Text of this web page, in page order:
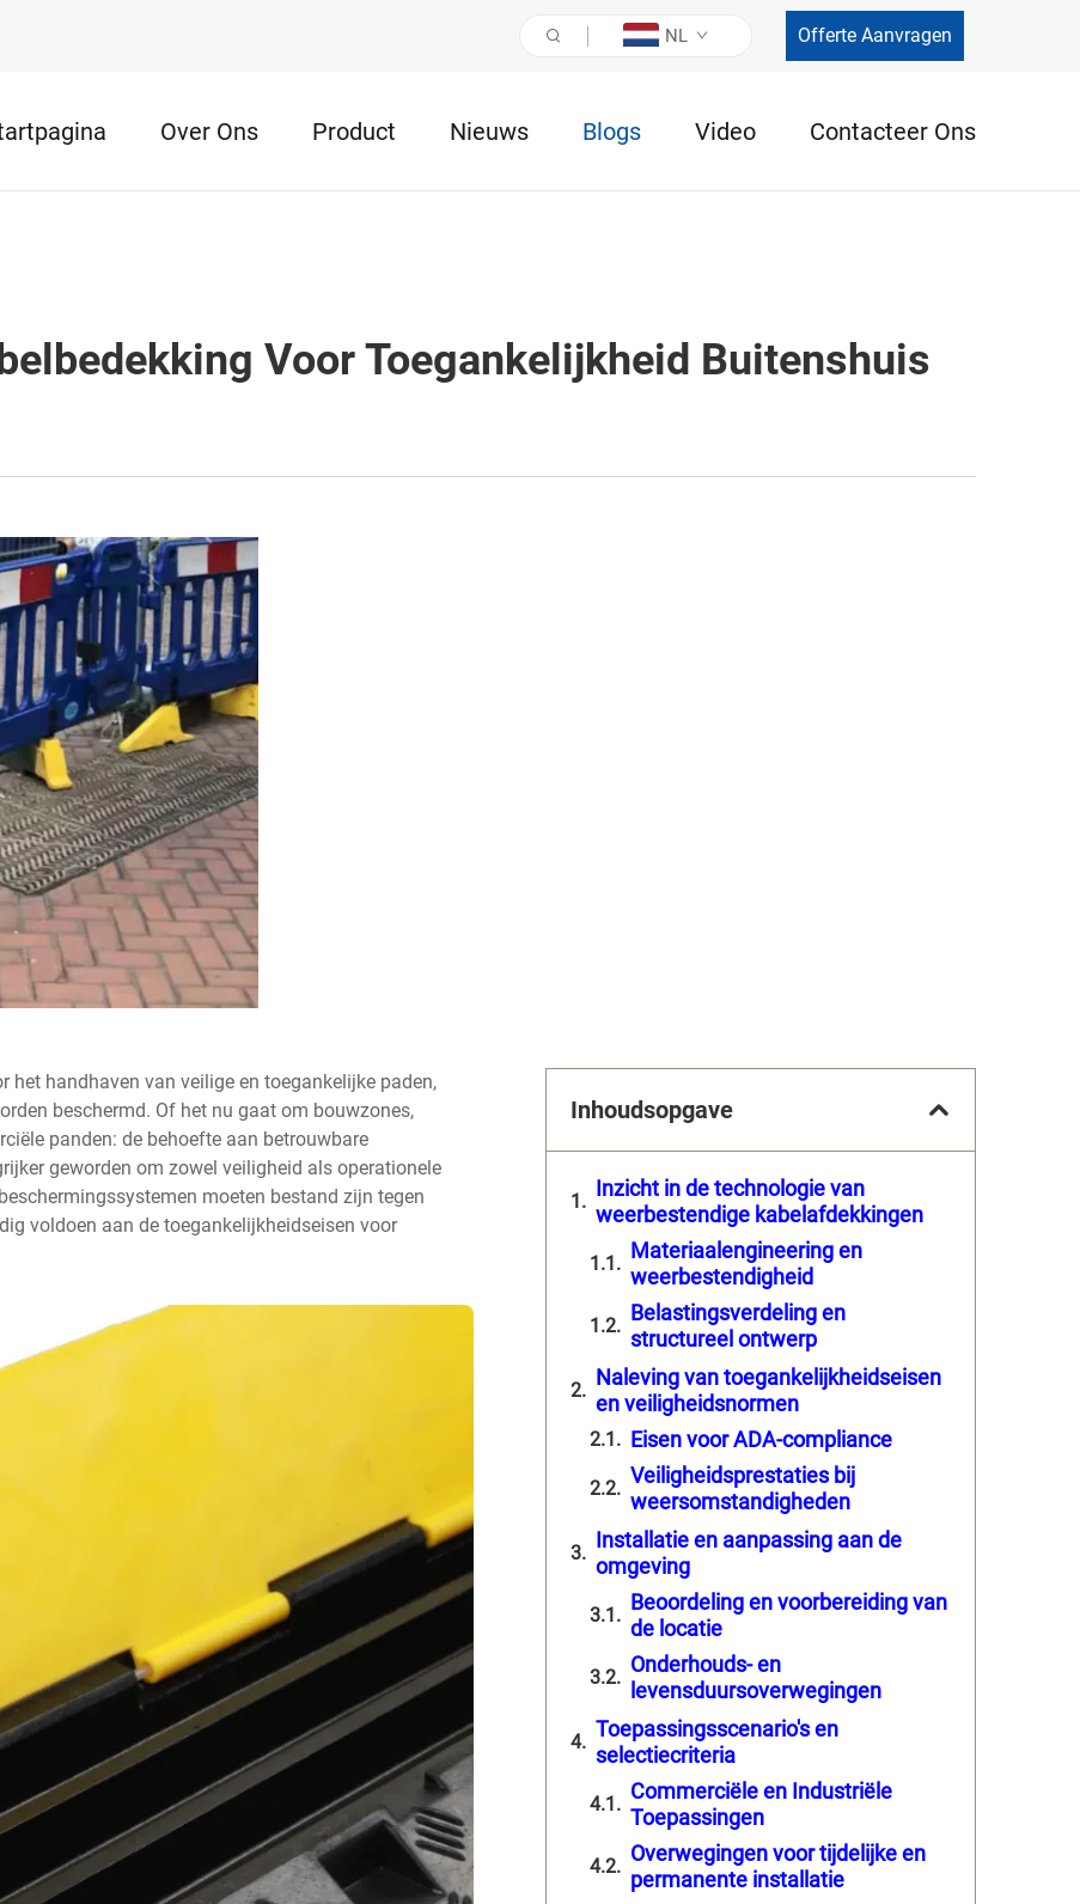
NL Offerte Aanvragen
Over Ons Product Nieuws Blogs Video Contacteer Ons
Voor Toegankelijkheid Buitenshuis
handhaven van veilige en toegankelijke paden,
beschermd. Of het nu gaat om bouwzones,
panden: de behoefte aan betrouwbare
geworden om zowel veiligheid als operationele
moeten bestand zijn tegen
voldoen aan de toegankelijkheidseisen voor
Inhoudsopgave
Inzicht in de technologie van
weerbestendige kabelafdekkingen
Materiaalengineering en
weerbestendigheid
Belastingsverdeling en
structureel ontwerp
Naleving van toegankelijkheidseisen
en veiligheidsnormen
Eisen voor ADA-compliance
Veiligheidsprestaties bij
weersomstandigheden
Installatie en aanpassing aan de
omgeving
Beoordeling en voorbereiding van
de locatie
Onderhouds- en
levensduursoverwegingen
Toepassingsscenario's en
selectiecriteria
Commerciële en Industriële
Toepassingen
Overwegingen voor tijdelijke en
permanente installatie